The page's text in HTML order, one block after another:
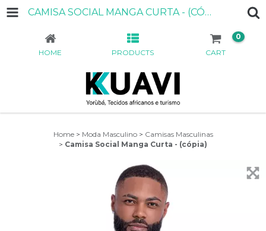
CAMISA SOCIAL MANGA CURTA - (CÓPIA)
HOME PRODUCTS CART
0
Home > Moda Masculino > Camisas Masculinas
> Camisa Social Manga Curta - (cópia)